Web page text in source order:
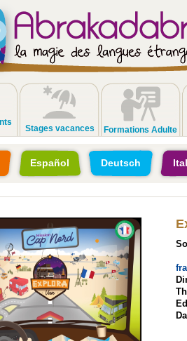
Stages vacances Formations Adulte
Español Deutsch